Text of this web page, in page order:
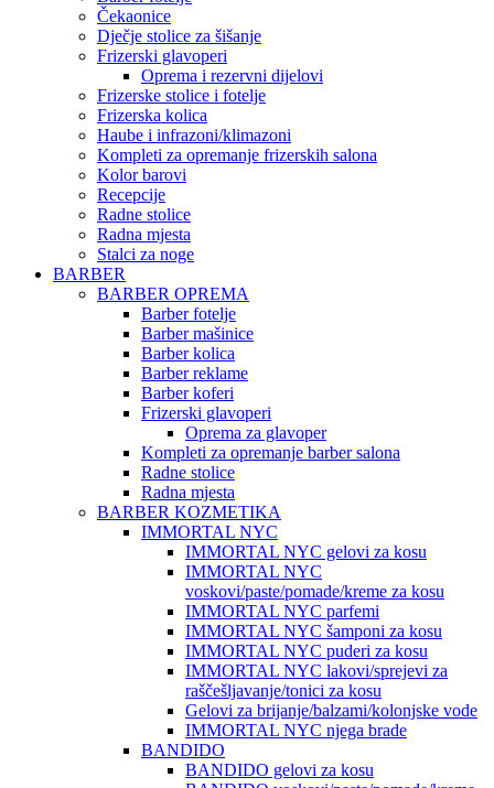
Čekaonice
Dječje stolice za šišanje
Frizerski glavoperi
Oprema i rezervni dijelovi
Frizerske stolice i fotelje
Frizerska kolica
Haube i infrazoni/klimazoni
Kompleti za opremanje frizerskih salona
Kolor barovi
Recepcije
Radne stolice
Radna mjesta
Stalci za noge
BARBER
BARBER OPREMA
Barber fotelje
Barber mašinice
Barber kolica
Barber reklame
Barber koferi
Frizerski glavoperi
Oprema za glavoper
Kompleti za opremanje barber salona
Radne stolice
Radna mjesta
BARBER KOZMETIKA
IMMORTAL NYC
IMMORTAL NYC gelovi za kosu
IMMORTAL NYC
voskovi/paste/pomade/kreme za kosu
IMMORTAL NYC parfemi
IMMORTAL NYC šamponi za kosu
IMMORTAL NYC puderi za kosu
IMMORTAL NYC lakovi/sprejevi za
raščešljavanje/tonici za kosu
Gelovi za brijanje/balzami/kolonjske vode
IMMORTAL NYC njega brade
BANDIDO
BANDIDO gelovi za kosu